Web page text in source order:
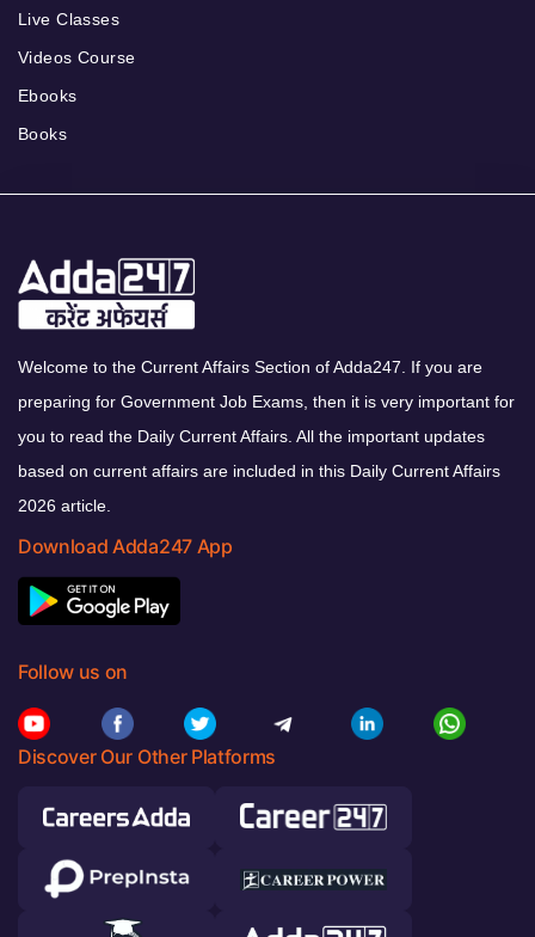
Live Classes
Videos Course
Ebooks
Books
Welcome to the Current Affairs Section of Adda247. If you are
preparing for Government Job Exams, then it is very important for
you to read the Daily Current Affairs. All the important updates
based on current affairs are included in this Daily Current Affairs
2026 article.
Download Adda247 App
Follow us on
Discover Our Other Platforms